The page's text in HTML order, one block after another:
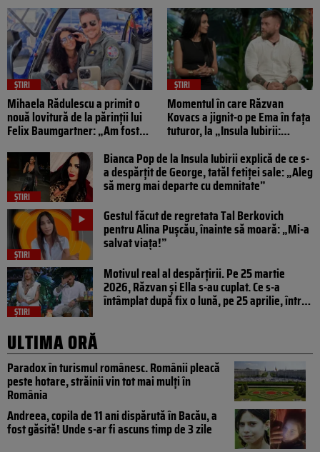
ȘTIRI
Mihaela Rădulescu a primit o
nouă lovitură de la părinții lui
Felix Baumgartner: „Am fost
ștearsă complet din existența
lui”
ȘTIRI
Momentul în care Răzvan
Kovacs a jignit-o pe Ema în fața
tuturor, la „Insula Iubirii:
Reuniuni”. S-a luat de aspectul
fizic al soției
ȘTIRI
Bianca Pop de la Insula Iubirii explică de ce s-
a despărțit de George, tatăl fetiței sale: „Aleg
să merg mai departe cu demnitate”
ȘTIRI
Gestul făcut de regretata Tal Berkovich
pentru Alina Pușcău, înainte să moară: „Mi-a
salvat viața!”
ȘTIRI
Motivul real al despărțirii. Pe 25 martie
2026, Răzvan și Ella s-au cuplat. Ce s-a
întâmplat după fix o lună, pe 25 aprilie, între
cei doi foști concurenți de la Insula Iubirii
ULTIMA ORĂ
Paradox în turismul românesc. Românii pleacă
peste hotare, străinii vin tot mai mulți în
România
Andreea, copila de 11 ani dispărută în Bacău, a
fost găsită! Unde s-ar fi ascuns timp de 3 zile